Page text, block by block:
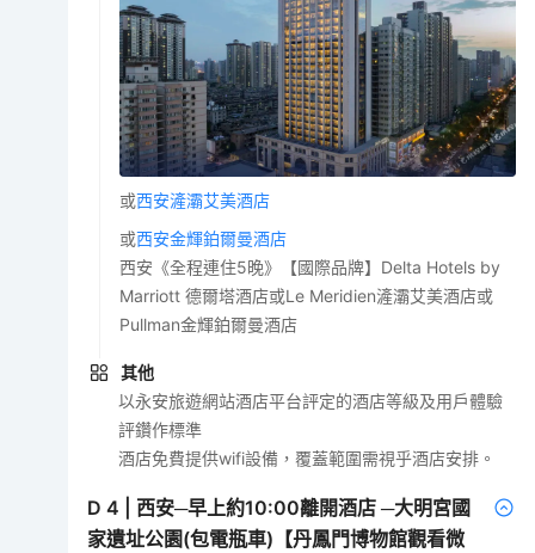
或西安滻灞艾美酒店
或西安金輝鉑爾曼酒店
西安《全程連住5晚》【國際品牌】Delta Hotels by
Marriott 德爾塔酒店或Le Meridien滻灞艾美酒店或
Pullman金輝鉑爾曼酒店
其他
以永安旅遊網站酒店平台評定的酒店等級及用戶體驗
評鑽作標準
酒店免費提供wifi設備，覆蓋範圍需視乎酒店安排。
D4
西安─早上約10:00離開酒店 ─大明宮國
家遺址公園(包電瓶車)【丹鳳門博物館觀看微